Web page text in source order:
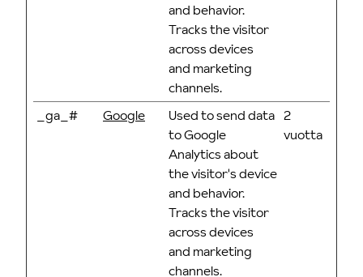
and behavior.
Tracks the visitor
across devices
and marketing
channels.
_ga_# Google
Used to send data
to Google
Analytics about
the visitor's device
and behavior.
Tracks the visitor
across devices
and marketing
channels.
2
vuotta